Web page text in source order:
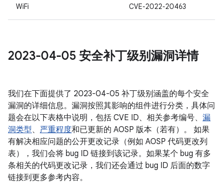
WiFi CVE-2022-20463
2023-04-05 安全补丁级别漏洞详情
我们在下面提供了 2023-04-05 补丁级别涵盖的每个安全
漏洞的详细信息。漏洞按照其影响的组件进行分类，具体问
题会在以下表格中说明，包括 CVE ID、相关参考编号、 漏
洞类型、 严重程度和已更新的 AOSP 版本（若有）。 如果
有解决相应问题的公开更改记录（例如 AOSP 代码更改列
表），我们会将 bug ID 链接到该记录。如果某个 bug 有多
条相关的代码更改记录，我们还会通过 bug ID 后面的数字
链接到更多参考内容。